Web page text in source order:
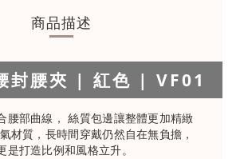
商品描述
封腰夾 | 紅色 | VF01
腰部曲線， 絲質包邊讓整體更加精緻
材質，長時間穿戴仍然自在無負擔，
是打造比例和風格立升。